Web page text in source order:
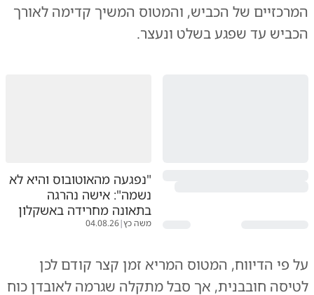
המרכזיים של הכביש, והמטוס המשיך קדימה לאורך
הכביש עד שפגע בשלט ונעצר.
"נפגעה מהאוטובוס והיא לא
נשמה": אישה נהרגה
בתאונה מחרידה באשקלון
משה כץ|
04.08.26
על פי הדיווח, המטוס המריא זמן קצר קודם לכן
לטיסה חובבנית, אך סבל מתקלה שגרמה לאובדן כוח